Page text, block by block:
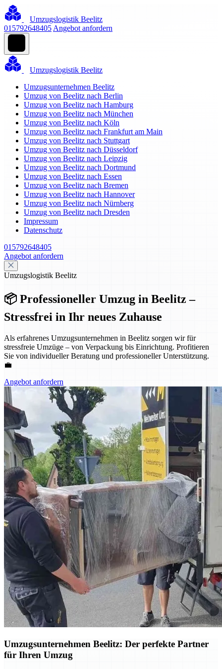
Umzugslogistik Beelitz
015792648405 Angebot anfordern
Umzugslogistik Beelitz
Umzugsunternehmen Beelitz
Umzug von Beelitz nach Berlin
Umzug von Beelitz nach Hamburg
Umzug von Beelitz nach München
Umzug von Beelitz nach Köln
Umzug von Beelitz nach Frankfurt am Main
Umzug von Beelitz nach Stuttgart
Umzug von Beelitz nach Düsseldorf
Umzug von Beelitz nach Leipzig
Umzug von Beelitz nach Dortmund
Umzug von Beelitz nach Essen
Umzug von Beelitz nach Bremen
Umzug von Beelitz nach Hannover
Umzug von Beelitz nach Nürnberg
Umzug von Beelitz nach Dresden
Impressum
Datenschutz
015792648405
Angebot anfordern
Umzugslogistik Beelitz
📦 Professioneller Umzug in Beelitz –
Stressfrei in Ihr neues Zuhause
Als erfahrenes Umzugsunternehmen in Beelitz sorgen wir für
stressfreie Umzüge – von Verpackung bis Einrichtung. Profitieren
Sie von individueller Beratung und professioneller Unterstützung.
💼
Angebot anfordern
Umzugsunternehmen Beelitz: Der perfekte Partner
für Ihren Umzug